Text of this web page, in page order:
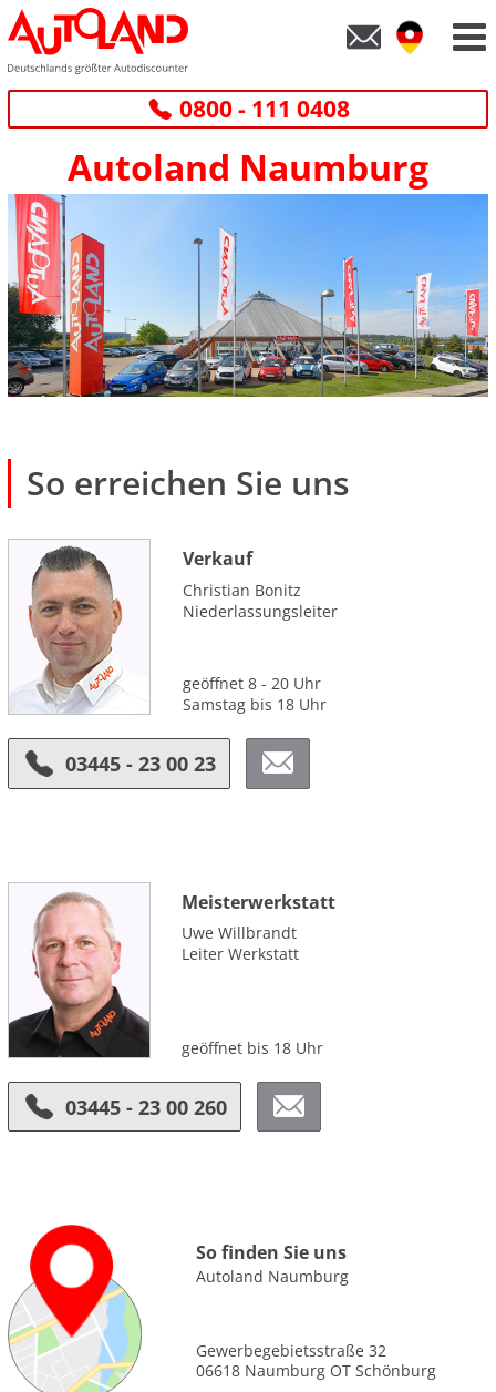
0800 - 111 0408
Autoland Naumburg
So erreichen Sie uns
Verkauf
Christian Bonitz
Niederlassungsleiter
geöffnet 8 - 20 Uhr
Samstag bis 18 Uhr
03445 - 23 00 23
Meister­werkstatt
Uwe Willbrandt
Leiter Werkstatt
geöffnet bis 18 Uhr
03445 - 23 00 260
So finden Sie uns
Autoland Naumburg
Gewerbegebietsstraße 32
06618 Naumburg OT Schönburg